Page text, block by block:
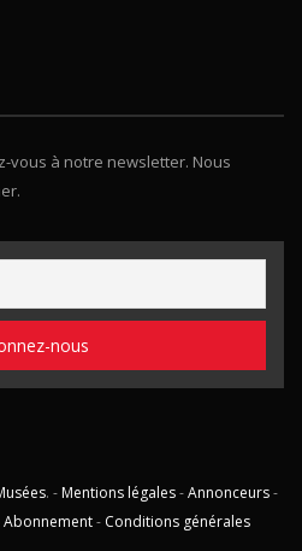
vous à notre newsletter. Nous
. - Mentions légales-Annonceurs-
Abonnement- Conditions générales